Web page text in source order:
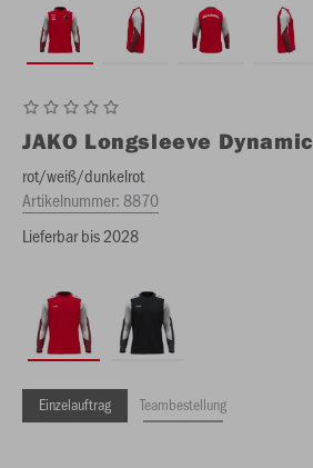
JAKO Longsleeve Dynamic
rot/weiß/dunkelrot
Artikelnummer:8870
Lieferbar bis 2028
Einzelauftrag Teambestellung